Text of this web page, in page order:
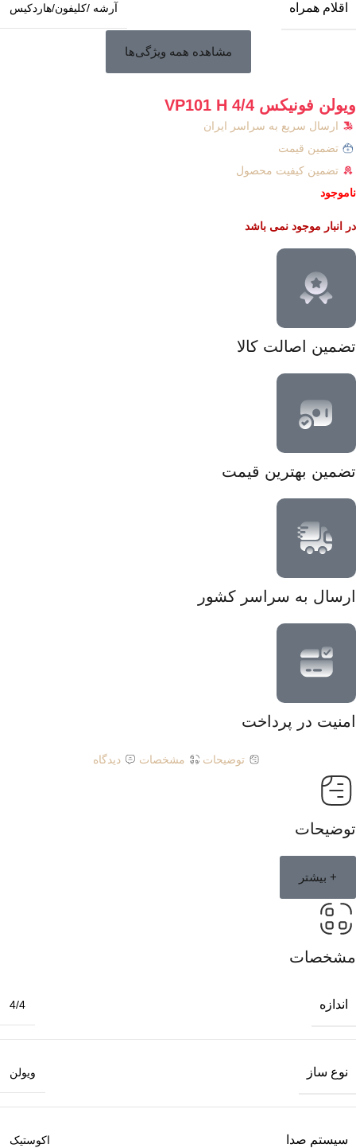
اقلام همراه آرشه /کلیفون/هاردکیس
مشاهده همه ویژگی‌ها
ویولن فونیکس VP101 H 4/4
ارسال سریع به سراسر ایران
تضمین قیمت
تضمین کیفیت محصول
ناموجود
در انبار موجود نمی باشد
تضمین اصالت کالا
تضمین بهترین قیمت
ارسال به سراسر کشور
امنیت در پرداخت
توضیحات مشخصات دیدگاه
توضیحات
+ بیشتر
مشخصات
اندازه 4/4
نوع ساز ویولن
سیستم صدا اکوستیک